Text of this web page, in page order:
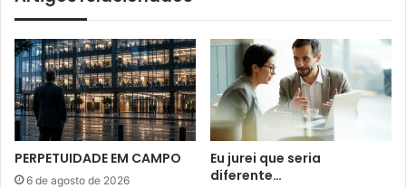
PERPETUIDADE EM CAMPO
6 de agosto de 2026
Eu jurei que seria
diferente…